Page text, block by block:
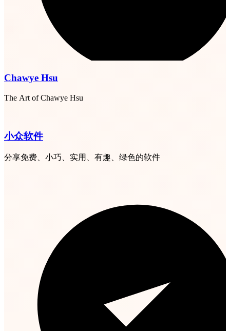
Chawye Hsu
The Art of Chawye Hsu
小众软件
分享免费、小巧、实用、有趣、绿色的软件